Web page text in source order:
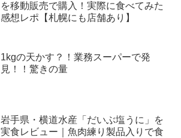
を移動販売で購入！実際に食べてみた
感想レポ【札幌にも店舗あり】
1kgの天かす？！業務スーパーで発
見！！驚きの量
岩手県・横道水産「だいぶ塩うに」を
実食レビュー｜魚肉練り製品入りで食